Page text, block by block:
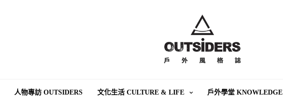
人物專訪 OUTSIDERS 文化生活 CULTURE & LIFE 戶外學堂 KNOWLEDGE